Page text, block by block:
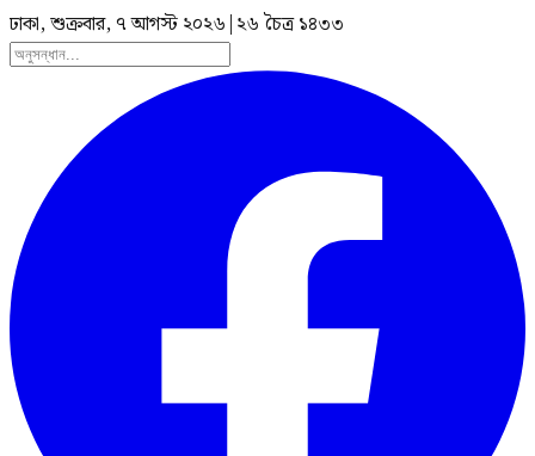
ঢাকা, শুক্রবার, ৭ আগস্ট ২০২৬ | ২৬ চৈত্র ১৪৩৩